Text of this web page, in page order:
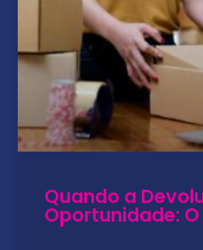
Quando a
Oportunidade: